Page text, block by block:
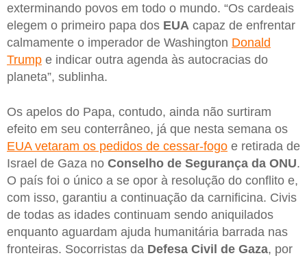
exterminando povos em todo o mundo. “Os cardeais
elegem o primeiro papa dos EUA capaz de enfrentar
calmamente o imperador de Washington Donald
Trump e indicar outra agenda às autocracias do
planeta”, sublinha.
Os apelos do Papa, contudo, ainda não surtiram
efeito em seu conterrâneo, já que nesta semana os
EUA vetaram os pedidos de cessar-fogo e retirada de
Israel de Gaza no Conselho de Segurança da ONU.
O país foi o único a se opor à resolução do conflito e,
com isso, garantiu a continuação da carnificina. Civis
de todas as idades continuam sendo aniquilados
enquanto aguardam ajuda humanitária barrada nas
fronteiras. Socorristas da Defesa Civil de Gaza, por